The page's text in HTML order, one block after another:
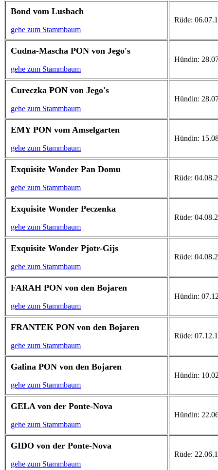
Bond vom Lusbach
gehe zum Stammbaum
Rüde:
Cudna-Mascha PON von Jego's
gehe zum Stammbaum
Hündin:
Cureczka PON von Jego's
gehe zum Stammbaum
Hündin:
EMY PON vom Amselgarten
gehe zum Stammbaum
Hündin:
Exquisite Wonder Pan Domu
gehe zum Stammbaum
Rüde:
Exquisite Wonder Peczenka
gehe zum Stammbaum
Rüde:
Exquisite Wonder Pjotr-Gijs
gehe zum Stammbaum
Rüde:
FARAH PON von den Bojaren
gehe zum Stammbaum
Hündin:
FRANTEK PON von den Bojaren
gehe zum Stammbaum
Rüde:
Galina PON von den Bojaren
gehe zum Stammbaum
Hündin:
GELA von der Ponte-Nova
gehe zum Stammbaum
Hündin:
GIDO von der Ponte-Nova
gehe zum Stammbaum
Rüde: